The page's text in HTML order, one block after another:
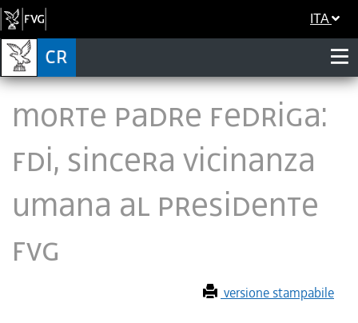
ITA
Morte padre Fedriga:
FdI, sincera vicinanza
umana al presidente
Fvg
versione stampabile